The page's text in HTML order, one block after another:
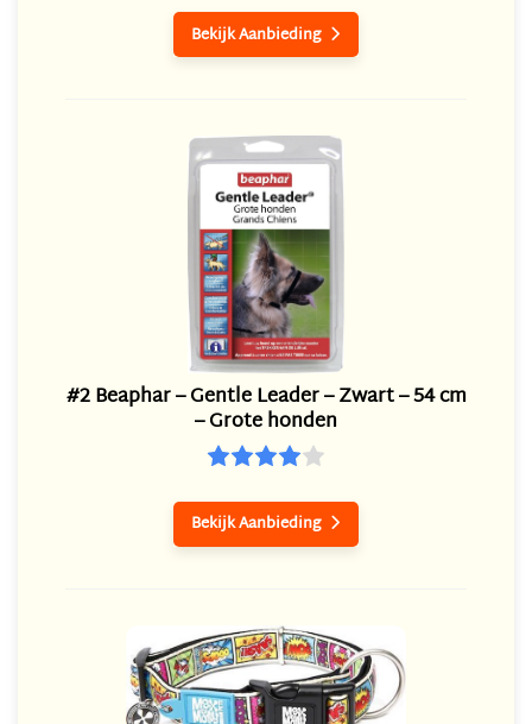
Bekijk Aanbieding 
#2 Beaphar – Gentle Leader – Zwart – 54 cm
– Grote honden
Bekijk Aanbieding 